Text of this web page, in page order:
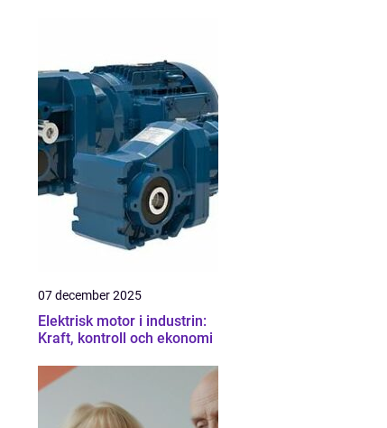
07 december 2025
Elektrisk motor i industrin:
Kraft, kontroll och ekonomi